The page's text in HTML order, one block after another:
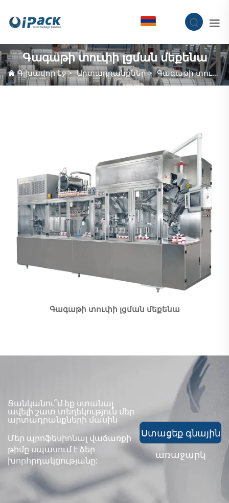
Գագաթի տուփի լցման մեքենա
Գլխավոր էջ>Արտադրանքներ>Գագաթի տուփի լցման մեքենա
Գագաթի տուփի լցման մեքենա
Ցանկանու՞մ եք ստանալ
ավելի շատ տեղեկություն մեր
արտադրանքների մասին
Մեր պրոֆեսիոնալ վաճառքի
թիմը սպասում է ձեր
խորհրդակցությանը:
Ստացեք գնային
առաջարկ